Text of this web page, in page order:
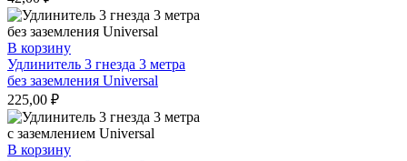
В корзину
Удлинитель 3 гнезда 3 метра
без заземления Universal
225,00 ₽
В корзину